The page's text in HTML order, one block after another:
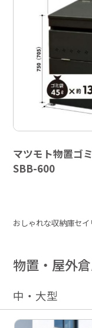
マツモト物置ゴ
SBB-600
おしゃれな収納庫セ
物置・屋外
中・大型